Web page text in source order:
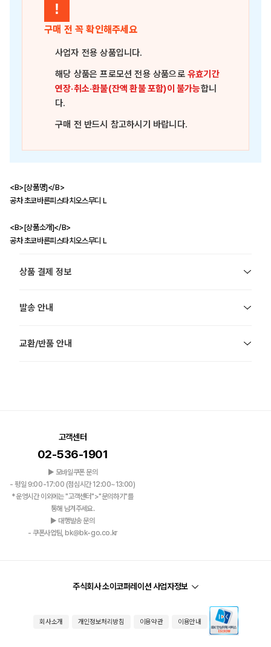
!
구매 전 꼭 확인해주세요
사업자 전용 상품입니다.
해당 상품은프로모션 전용 상품으로유효기간
연장·취소·환불(잔액 환불 포함)이 불가능합니
다.
구매 전 반드시 참고하시기 바랍니다.
<B>[상품명]</B>
공차 초코바른피스타치오스무디 L
<B>[상품소개]</B>
공차 초코바른피스타치오스무디 L
상품 결제 정보
발송 안내
교환/반품 안내
고객센터
02-536-1901
▶ 모바일쿠폰 문의
- 평일 9:00-17:00 (점심시간 12:00~13:00)
*운영시간 이외에는 "고객센터">"문의하기"를
통해 남겨주세요.
▶ 대행발송 문의
- 쿠폰사업팀, bk@bk-go.co.kr
주식회사 소이코퍼레이션 사업자정보
회사소개 개인정보처리방침 이용약관 이용안내